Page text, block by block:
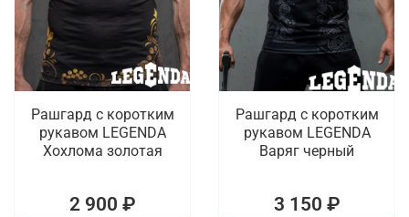
Рашгард с коротким
рукавом LEGENDA
Хохлома золотая
2 900 ₽
Рашгард с коротким
рукавом LEGENDA
Варяг черный
3 150 ₽